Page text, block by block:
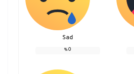
Sad
0
%